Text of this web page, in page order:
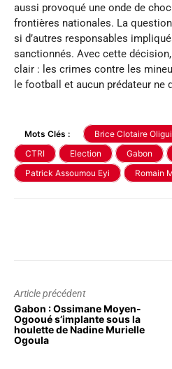
aussi provoqué une onde de
frontières nationales. La
si d’autres responsables
sanctionnés. Avec cette
clair : les crimes contre les
le football et aucun prédateur ne
Mots Clés : Brice Clotaire
CTRI
Election Gabon
Patrick Assoumou Eyi
Romain
Article précédent
Gabon : Ossimane Moyen-
Ogooué s’implante sous la
houlette de Nadine Murielle
Ogoula